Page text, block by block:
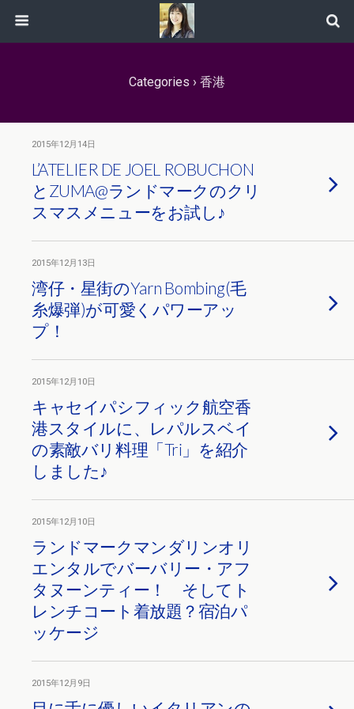
Categories › 香港
2015年12月14日
L’ATELIER DE JOEL ROBUCHON
とZUMA@ランドマークのクリ
スマスメニューをお試し♪
2015年12月13日
湾仔・星街のYarn Bombing(毛
糸爆弾)が可愛くパワーアッ
プ！
2015年12月10日
キャセイパシフィック航空香
港スタイルに、レパルスベイ
の素敵バリ料理「Tri」を紹介
しました♪
2015年12月10日
ランドマークマンダリンオリ
エンタルでバーバリー・アフ
タヌーンティー！ そしてト
レンチコート着放題？宿泊パ
ッケージ
2015年12月9日